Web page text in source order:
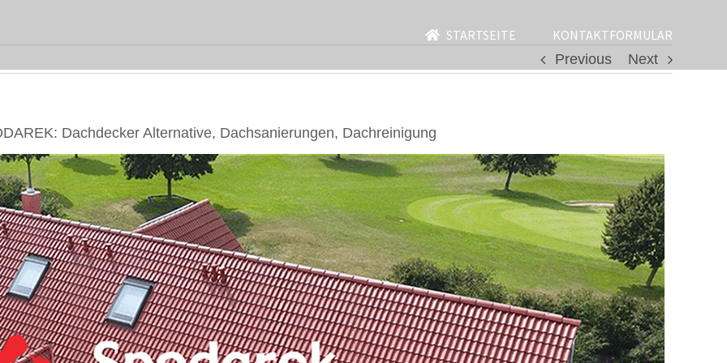
STARTSEITE
KONTAKTFORMULAR
Previous
Next
Dachdecker Alternative, Dachsanierungen, Dachreinigung